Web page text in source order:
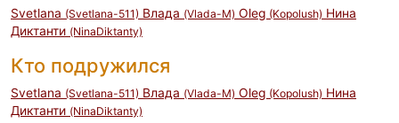
Svetlana (Svetlana-511) Влада (Vlada-M) Oleg (Kopolush) Нина
Диктанти (NinaDiktanty)
Кто подружился
Svetlana (Svetlana-511) Влада (Vlada-M) Oleg (Kopolush) Нина
Диктанти (NinaDiktanty)